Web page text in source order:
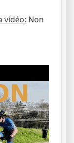
vidéo: Non